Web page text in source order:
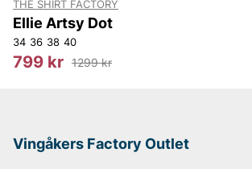
THE SHIRT FACTORY
Ellie Artsy Dot
34 36 38 40
799 kr 1299 kr
Vingåkers Factory Outlet